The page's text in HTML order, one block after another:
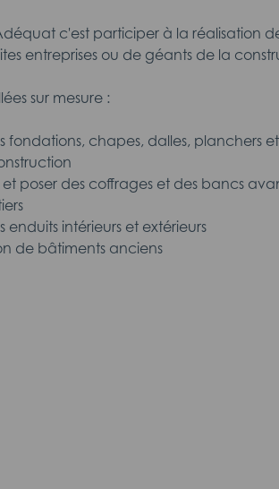
c'est participer à la réalisation
entreprises ou de géants de la
sur mesure :
fondations, chapes, dalles, planchers
et poser des coffrages et des bancs
enduits intérieurs et extérieurs
de bâtiments anciens